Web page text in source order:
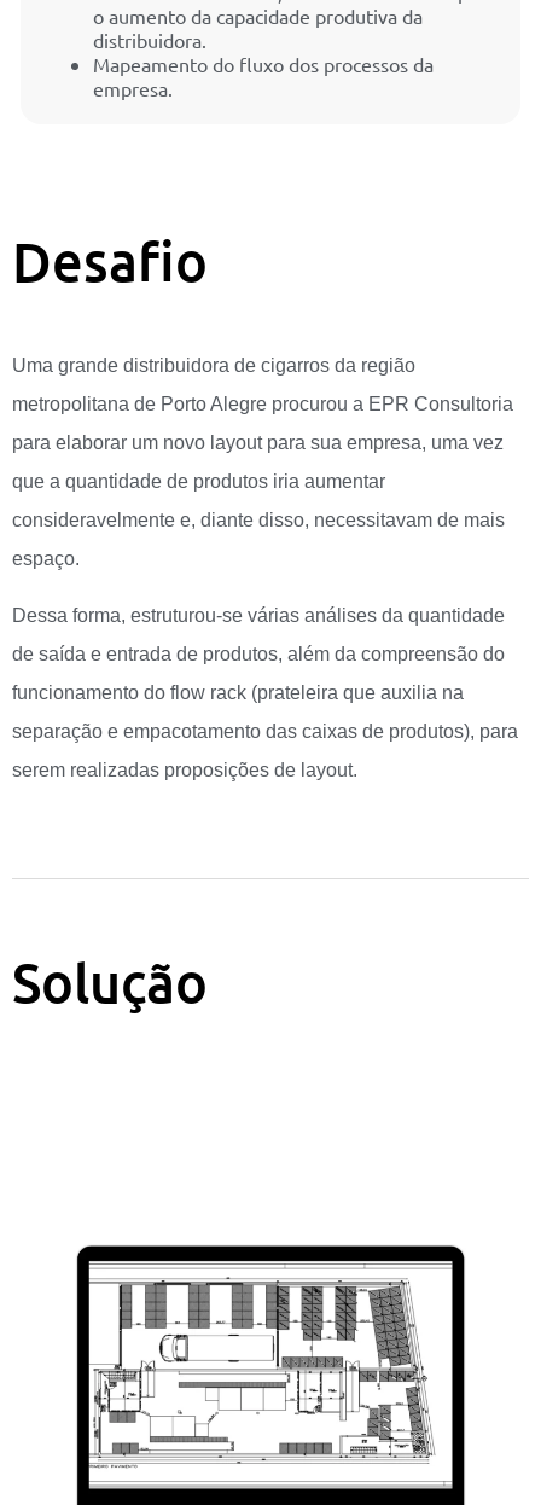
o aumento da capacidade produtiva da
distribuidora.
Mapeamento do fluxo dos processos da
empresa.
Desafio
Uma grande distribuidora de cigarros da região
metropolitana de Porto Alegre procurou a EPR Consultoria
para elaborar um novo layout para sua empresa, uma vez
que a quantidade de produtos iria aumentar
consideravelmente e, diante disso, necessitavam de mais
espaço.
Dessa forma, estruturou-se várias análises da quantidade
de saída e entrada de produtos, além da compreensão do
funcionamento do flow rack (prateleira que auxilia na
separação e empacotamento das caixas de produtos), para
serem realizadas proposições de layout.
Solução